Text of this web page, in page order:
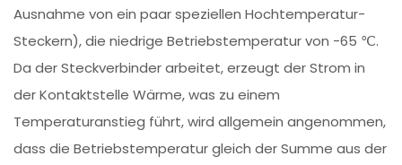
Ausnahme von ein paar speziellen Hochtemperatur-
Steckern), die niedrige Betriebstemperatur von -65 ℃.
Da der Steckverbinder arbeitet, erzeugt der Strom in
der Kontaktstelle Wärme, was zu einem
Temperaturanstieg führt, wird allgemein angenommen,
dass die Betriebstemperatur gleich der Summe aus der